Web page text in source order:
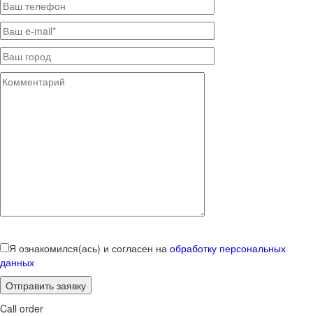
Я ознакомился(ась) и согласен на обработку персональных
данных
Call order